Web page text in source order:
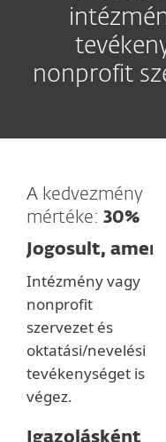
nonprofit
A kedvezmény
mértéke: 30%
Jogosult,
Intézmény vagy
nonprofit
szervezet és
oktatási/nevelési
tevékenységet is
végez.
Igazolásként